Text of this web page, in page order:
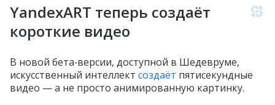
YandexART теперь создаёт
короткие видео
В новой бета‑версии, доступной в Шедевруме,
искусственный интеллект создаёт пятисекундные
видео — а не просто анимированную картинку.